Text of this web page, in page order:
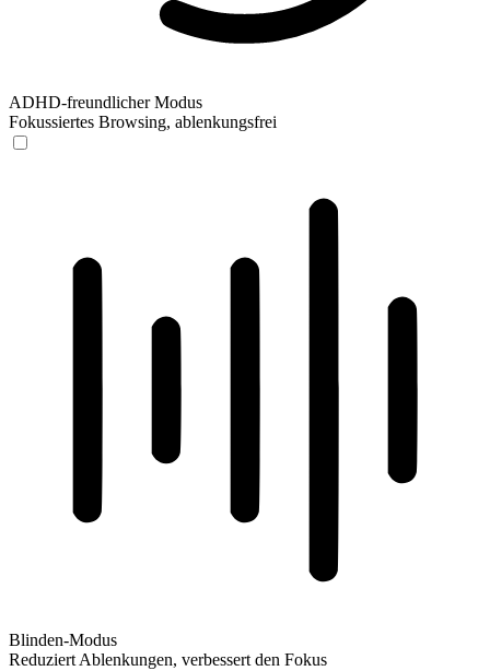
ADHD-freundlicher Modus
Fokussiertes Browsing, ablenkungsfrei
Blinden-Modus
Reduziert Ablenkungen, verbessert den Fokus